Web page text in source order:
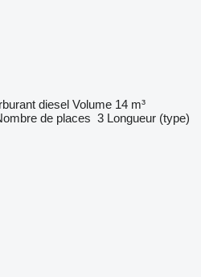
diesel Volume 14 m³
de places 3 Longueur (type)